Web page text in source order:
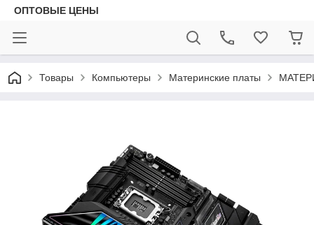
ОПТОВЫЕ ЦЕНЫ
Товары Компьютеры Материнские платы